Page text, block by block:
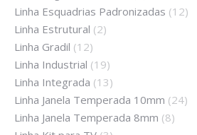
Linha Esquadrias Padronizadas (12)
Linha Estrutural (2)
Linha Gradil (12)
Linha Industrial (19)
Linha Integrada (13)
Linha Janela Temperada 10mm (24)
Linha Janela Temperada 8mm (8)